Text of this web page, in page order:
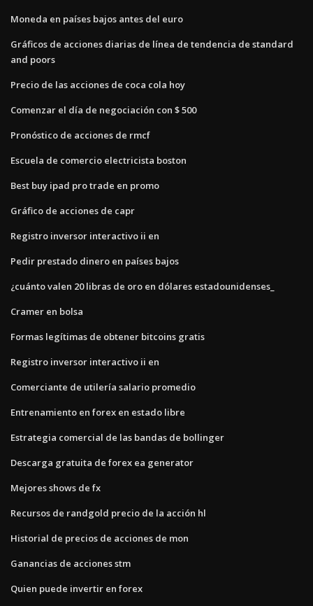
Moneda en países bajos antes del euro
Gráficos de acciones diarias de línea de tendencia de standard
and poors
Precio de las acciones de coca cola hoy
Comenzar el día de negociación con $ 500
Pronóstico de acciones de rmcf
Escuela de comercio electricista boston
Best buy ipad pro trade en promo
Gráfico de acciones de capr
Registro inversor interactivo ii en
Pedir prestado dinero en países bajos
¿cuánto valen 20 libras de oro en dólares estadounidenses_
Cramer en bolsa
Formas legítimas de obtener bitcoins gratis
Registro inversor interactivo ii en
Comerciante de utilería salario promedio
Entrenamiento en forex en estado libre
Estrategia comercial de las bandas de bollinger
Descarga gratuita de forex ea generator
Mejores shows de fx
Recursos de randgold precio de la acción hl
Historial de precios de acciones de mon
Ganancias de acciones stm
Quien puede invertir en forex